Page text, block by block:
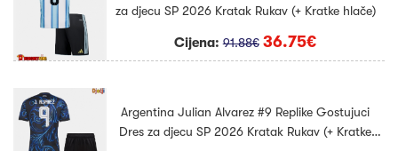
za djecu SP 2026 Kratak Rukav (+ Kratke hlače)
Cijena:91.88€ 36.75€
Argentina Julian Alvarez #9 Replike Gostujuci
Dres za djecu SP 2026 Kratak Rukav (+ Kratke